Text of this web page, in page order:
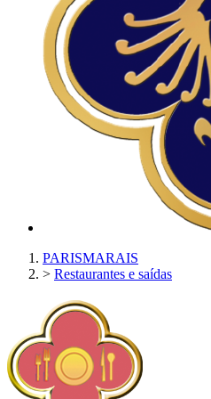
PARISMARAIS
> Restaurantes e saídas